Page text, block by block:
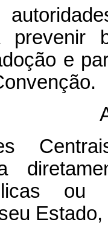
prevenir
e
ou